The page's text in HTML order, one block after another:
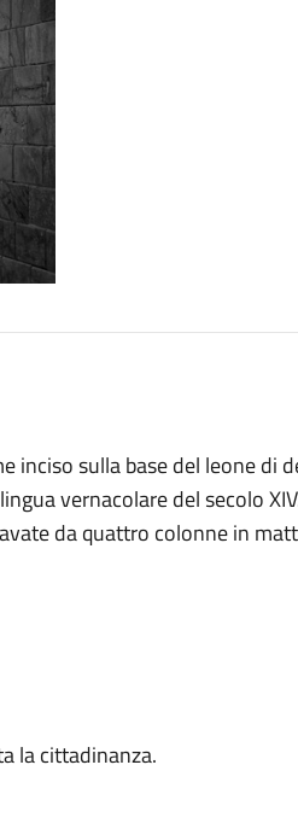
inciso sulla base del leone di
vernacolare del secolo
da quattro colonne in
la cittadinanza.